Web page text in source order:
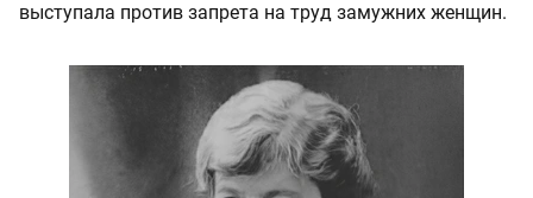
выступала против запрета на труд замужних женщин.